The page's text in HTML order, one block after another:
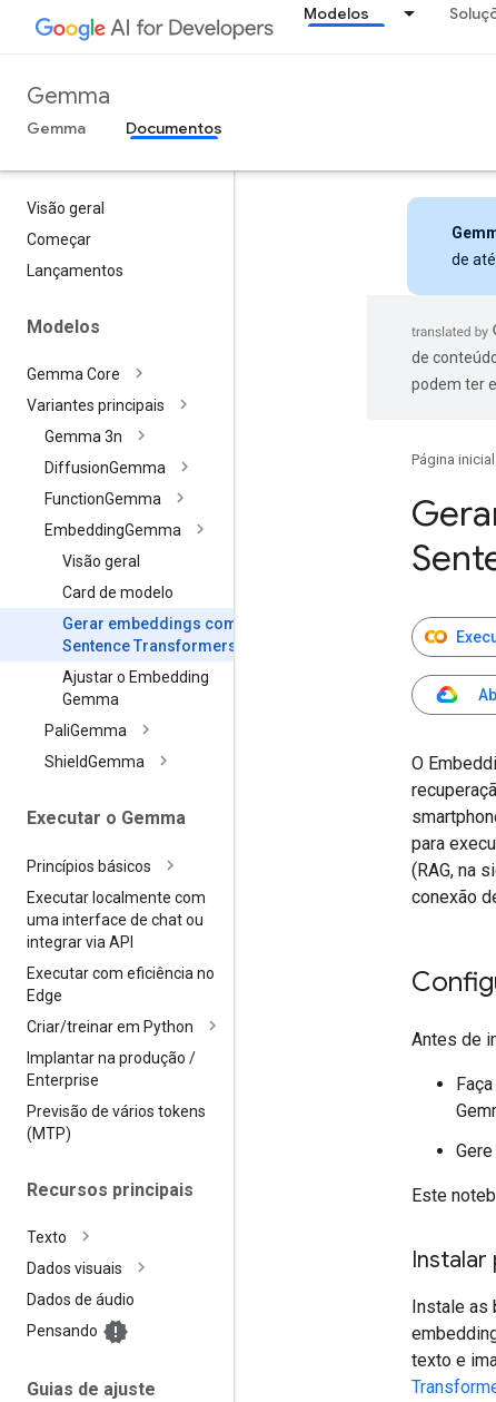
Modelos
Gemma
Gemma Documentos
Visão geral
Começar
Lançamentos
Modelos
Gemma Core
Variantes principais
Gemma 3n
DiffusionGemma
FunctionGemma
EmbeddingGemma
Visão geral
Card de modelo
Gerar embeddings com o
Sentence Transformers
Ajustar o Embedding
Gemma
PaliGemma
ShieldGemma
Executar o Gemma
Princípios básicos
Executar localmente com
uma interface de chat ou
integrar via API
Executar com eficiência no
Edge
Criar/treinar em Python
Implantar na produção /
Enterprise
Previsão de vários tokens
(MTP)
Recursos principais
Texto
Dados visuais
Dados de áudio
Pensando
Guias de ajuste
de
de
podem ter
Página inicial
O
para
(RAG, na
conexão
Antes de
Este
Instalar
Instale as
texto e